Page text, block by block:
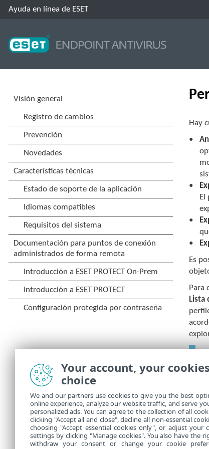
Ayuda en línea de ESET
Hay
El
Es
Para
Lista
Your account, your cookies
choice
We and our partners use cookies to give you the best
online experience, analyze our website traffic, and serve
personalized ads. You can agree to the collection of all
clicking "Accept all and close", decline all non-essential
choosing "Accept essential cookies only", or adjust your
settings by clicking "Manage cookies". You also have the
withdraw your consent or change your cookie